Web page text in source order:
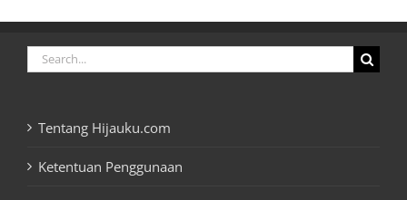
Search
for:
Tentang Hijauku.com
Ketentuan Penggunaan